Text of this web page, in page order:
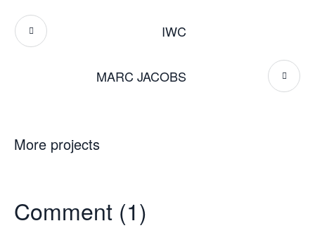
IWC
MARC JACOBS
More projects
Comment (1)